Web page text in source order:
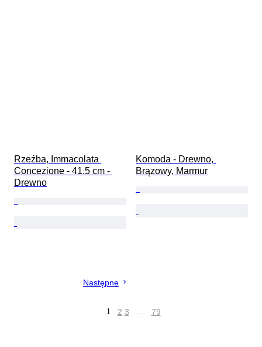
Rzeźba, Immacolata
Concezione - 41.5 cm -
Drewno
Komoda - Drewno,
Brązowy, Marmur
Następne
1 2 3 … 79